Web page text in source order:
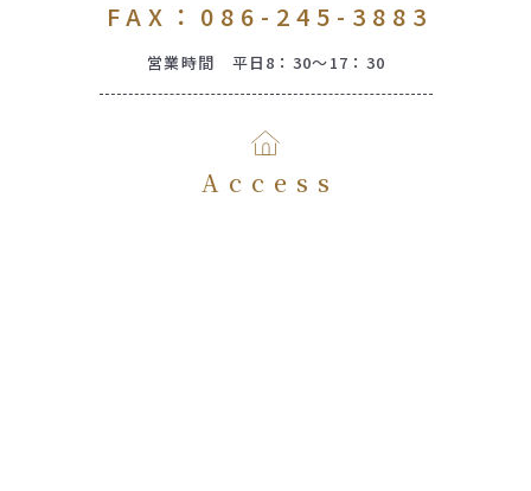
FAX：086-245-3883
営業時間 平日8：30～17：30
Access